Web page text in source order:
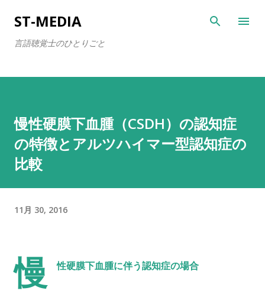
スキップしてメイン コンテンツに移動
ST-MEDIA
言語聴覚士のひとりごと
慢性硬膜下血腫（CSDH）の認知症
の特徴とアルツハイマー型認知症の
比較
11月 30, 2016
慢 性硬膜下血腫に伴う認知症の場合